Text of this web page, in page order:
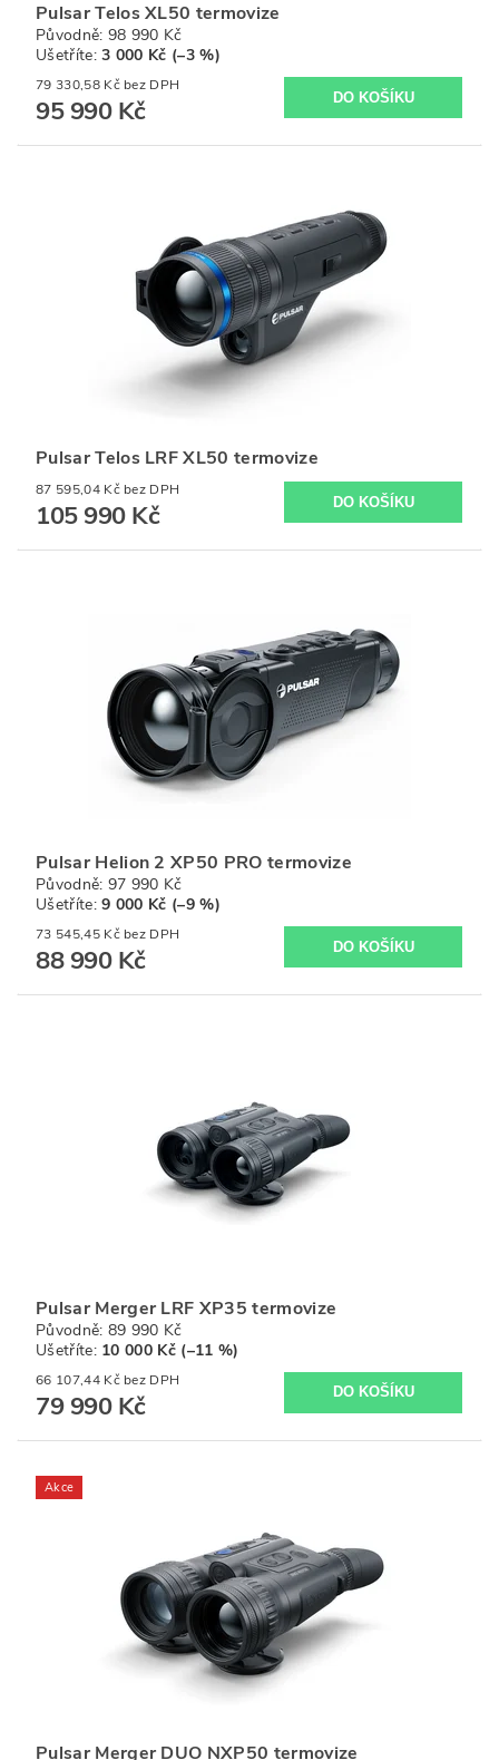
Pulsar Telos XL50 termovize
Původně: 98 990 Kč
Ušetříte:3 000 Kč (–3 %)
79 330,58 Kč bez DPH
95 990 Kč
Pulsar Telos LRF XL50 termovize
87 595,04 Kč bez DPH
105 990 Kč
Pulsar Helion 2 XP50 PRO termovize
Původně: 97 990 Kč
Ušetříte:9 000 Kč (–9 %)
73 545,45 Kč bez DPH
88 990 Kč
Pulsar Merger LRF XP35 termovize
Původně: 89 990 Kč
Ušetříte: 10 000 Kč (–11 %)
66 107,44 Kč bez DPH
79 990 Kč
Akce
Pulsar Merger DUO NXP50 termovize